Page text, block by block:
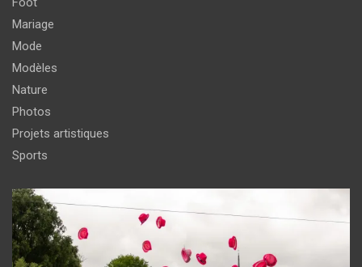
Mariage
Mode
Modèles
Nature
Photos
Projets artistiques
Sports